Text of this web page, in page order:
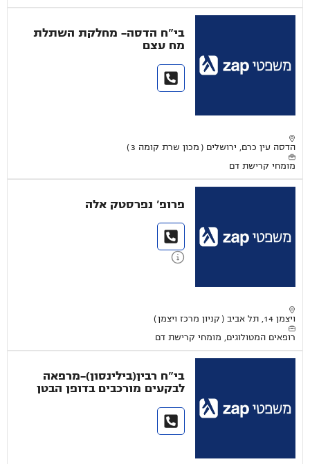
בי"ח הדסה- מחלקת השתלת
מח עצם
הדסה עין כרם, ירושלים ( מכון שרת קומה 3 )
מומחי קרישת דם
פרופ' נפרסטק אלה
ויצמן 14, תל אביב ( קניון מרכז ויצמן )
רופאים המטולוגים, מומחי קרישת דם
בי"ח רבין(בילינסון)-מרפאה
לבקעים מורכבים בדופן הבטן